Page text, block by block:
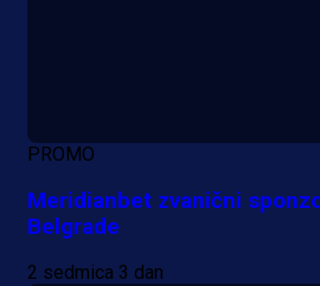
PROMO
Meridianbet zvanični
Belgrade
2 sedmica 3 dan